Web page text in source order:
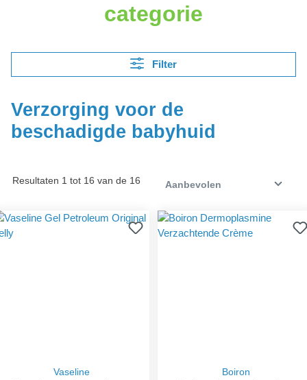
categorie
Filter
Verzorging voor de
beschadigde babyhuid
Resultaten 1 tot 16 van de 16
Vaseline Boiron